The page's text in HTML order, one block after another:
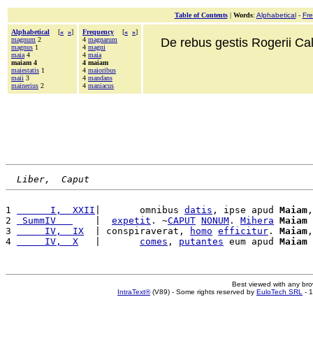
Table of Contents| Words: Alphabetical-
Alphabetical [« »]
magnum 2
magnus 1
maia 4
maiam 4
maiestatis 1
maii 3
mainerius 2
Frequency [« »]
4 magnarum
4 magni
4 maia
4 maiam
4 maioribus
4 mandans
4 maniacus
De rebus gestis Rogerii
Liber,  Caput
1
      I,  XXII
|       omnibus datis , ipse apud Maiam
2
SummIV expetit . ~CAPUT NONUM . Mihera Maiam
3
     IV,  IX
  | conspiraverat,
homo efficitur . Maiam
4
     IV,  X
comes , putantes eum apud Maiam
Best viewed with any
IntraText®(V89) - Some rights reserved by EuloTech SRL -